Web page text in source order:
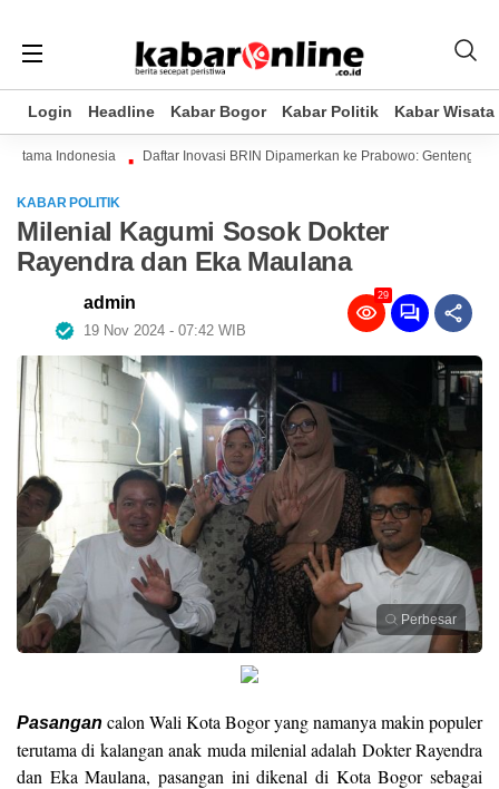
Login Headline Kabar Bogor Kabar Politik Kabar Wisata
Login Headline Kabar Bogor Kabar Politik Kabar Wisata
Indonesia Daftar Inovasi BRIN Dipamerkan ke Prabowo: Genteng
KABAR POLITIK
Milenial Kagumi Sosok Dokter
Rayendra dan Eka Maulana
admin
19 Nov 2024 - 07:42 WIB
29
Perbesar
Pasangan calon Wali Kota Bogor yang namanya makin populer
terutama di kalangan anak muda milenial adalah Dokter Rayendra
dan Eka Maulana, pasangan ini dikenal di Kota Bogor sebagai